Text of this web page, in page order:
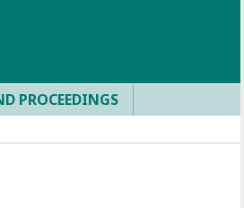
PROCEEDINGS